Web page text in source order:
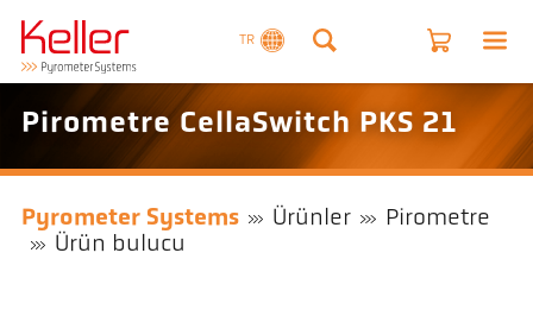
TR
Pirometre CellaSwitch PKS 21
Pyrometer Systems Ürünler
Pirometre
Ürün bulucu